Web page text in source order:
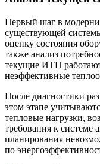
Первый шаг в
существующей
оценку состояния
также анализ
текущие ИТП
неэффективные
После диагностики
этом этапе
тепловые нагрузки,
требования к системе
планирования
по